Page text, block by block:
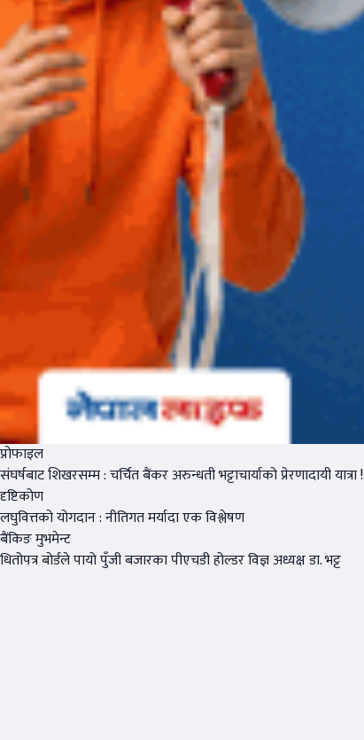
प्रोफाइल
संघर्षबाट शिखरसम्म : चर्चित बैंकर अरुन्धती भट्टाचार्याको प्रेरणादायी यात्रा !
दृष्टिकोण
लघुवित्तको योगदान : नीतिगत मर्यादा एक विश्लेषण
बैंकिङ मुभमेन्ट
धितोपत्र बोर्डले पायो पुँजी बजारका पीएचडी होल्डर विज्ञ अध्यक्ष डा. भट्ट